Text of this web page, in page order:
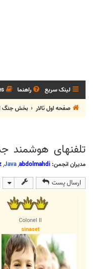
لینک سریع راهنما
صفحه اول تالار
بخش جنگ
تلفنهای هوشمند
مدیران انجمن: abdolmahdi
,
Java
,
ارسال پست
Colonel II
sinaset